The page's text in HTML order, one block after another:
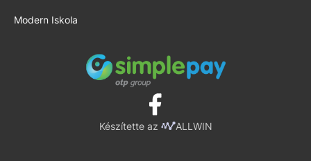
Modern Iskola
Készítette az ALLWIN